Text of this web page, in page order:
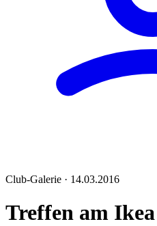
Club-Galerie · 14.03.2016
Treffen am Ikea